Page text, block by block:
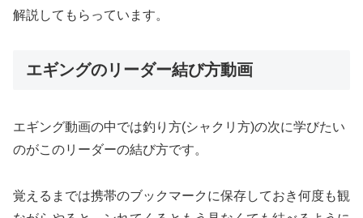
解説してもらっています。
エギングのリーダー結び方動画
エギング動画の中では釣り方(シャクリ方)の次に学びたい
のがこのリーダーの結び方です。
覚えるまでは携帯のブックマークに保存しておき何度も観